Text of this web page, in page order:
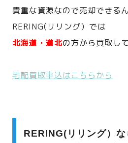
貴重な資源なので売却できるん
RERING(リリング）では
北海道・道北の方から買取し
宅配買取申込はこちらから
RERING(リリング）